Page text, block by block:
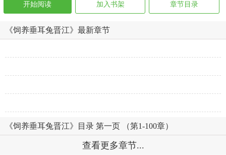
开始阅读 加入书架 章节目录
《饲养垂耳兔晋江》最新章节
《饲养垂耳兔晋江》目录 第一页 （第1-100章）
查看更多章节...